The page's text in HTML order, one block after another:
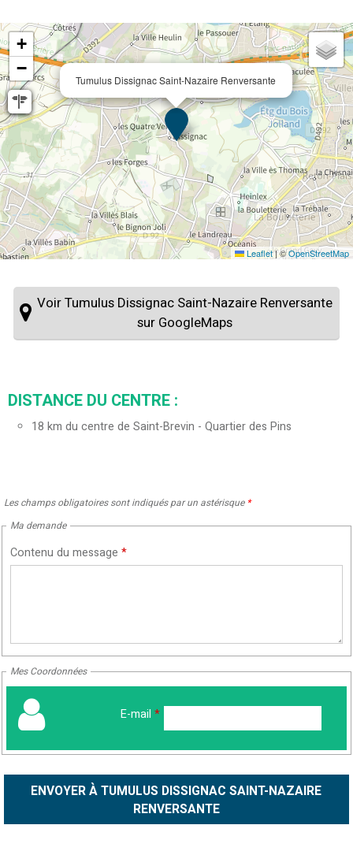
Tumulus Dissignac Saint-Nazaire Renversante
+
−
Leaflet|©OpenStreetMap
Voir Tumulus Dissignac Saint-Nazaire Renversante
sur GoogleMaps
DISTANCE DU CENTRE :
18 km du centre de Saint-Brevin - Quartier des Pins
Les champs obligatoires sont indiqués par un astérisque *
Ma demande
Contenu du message *
Mes Coordonnées
E-mail *